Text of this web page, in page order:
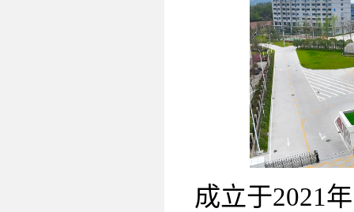
成立于2021